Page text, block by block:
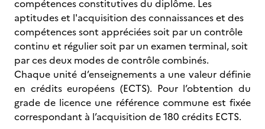
compétences constitutives du diplôme. Les
aptitudes et l'acquisition des connaissances et des
compétences sont appréciées soit par un contrôle
continu et régulier soit par un examen terminal, soit
par ces deux modes de contrôle combinés.
Chaque unité d’enseignements a une valeur définie
en crédits européens (ECTS). Pour l’obtention du
grade de licence une référence commune est fixée
correspondant à l’acquisition de 180 crédits ECTS.